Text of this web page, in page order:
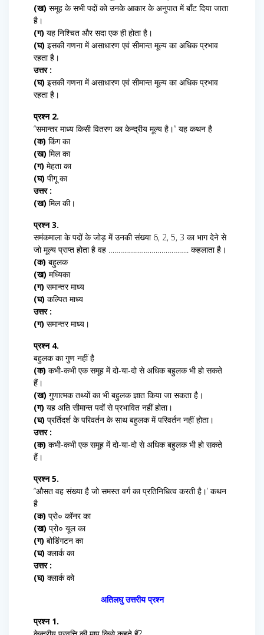
(ख) समूह के सभी पदों को उनके आकार के अनुपात में बाँट दिया जाता
है।
(ग) यह निश्चित और सदा एक ही होता है।
(घ) इसकी गणना में असाधारण एवं सीमान्त मूल्य का अधिक प्रभाव
रहता है।
उत्तर :
(घ) इसकी गणना में असाधारण एवं सीमान्त मूल्य का अधिक प्रभाव
रहता है।
प्रश्न 2.
“समान्तर माध्य किसी वितरण का केन्द्रीय मूल्य है।” यह कथन है
(क) किंग का
(ख) मिल का
(ग) मेहता का
(घ) पीगू का
उत्तर :
(ख) मिल की।
प्रश्न 3.
समंकमाला के पदों के जोड़ में उनकी संख्या 6, 2, 5, 3 का भाग देने से
जो मूल्य प्राप्त होता है वह ………………………………….. कहलाता है।
(क) बहुलक
(ख) मध्यिका
(ग) समान्तर माध्य
(घ) कल्पित माध्य
उत्तर :
(ग) समान्तर माध्य।
प्रश्न 4.
बहुलक का गुण नहीं है
(क) कभी-कभी एक समूह में दो-या-दो से अधिक बहुलक भी हो सकते
हैं।
(ख) गुणात्मक तथ्यों का भी बहुलक ज्ञात किया जा सकता है।
(ग) यह अति सीमान्त पदों से प्रभावित नहीं होता।
(घ) प्रर्तिदर्श के परिवर्तन के साथ बहुलक में परिवर्तन नहीं होता।
उत्तर :
(क) कभी-कभी एक समूह में दो-या-दो से अधिक बहुलक भी हो सकते
हैं।
प्रश्न 5.
“औसत वह संख्या है जो समस्त वर्ग का प्रतिनिधित्व करती है।’ कथन
है
(क) प्रो० कॉनर का
(ख) प्रो० यूल का
(ग) बोडिंगटन का
(घ) क्लार्क का
उत्तर :
(घ) क्लार्क को
अतिलघु उत्तरीय प्रश्न
प्रश्न 1.